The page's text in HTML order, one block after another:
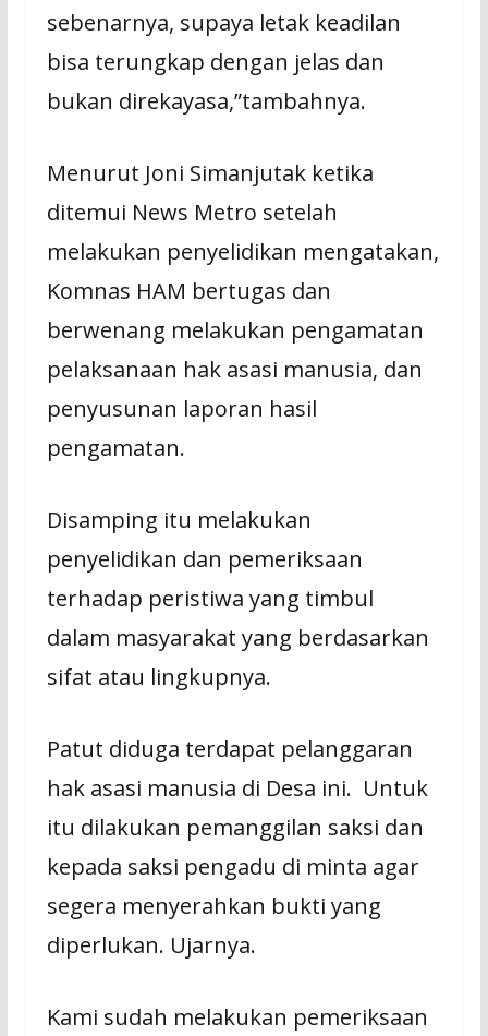
sebenarnya, supaya letak keadilan
bisa terungkap dengan jelas dan
bukan direkayasa,”tambahnya.
Menurut Joni Simanjutak ketika
ditemui News Metro setelah
melakukan penyelidikan mengatakan,
Komnas HAM bertugas dan
berwenang melakukan pengamatan
pelaksanaan hak asasi manusia, dan
penyusunan laporan hasil
pengamatan.
Disamping itu melakukan
penyelidikan dan pemeriksaan
terhadap peristiwa yang timbul
dalam masyarakat yang berdasarkan
sifat atau lingkupnya.
Patut diduga terdapat pelanggaran
hak asasi manusia di Desa ini. Untuk
itu dilakukan pemanggilan saksi dan
kepada saksi pengadu di minta agar
segera menyerahkan bukti yang
diperlukan. Ujarnya.
Kami sudah melakukan pemeriksaan